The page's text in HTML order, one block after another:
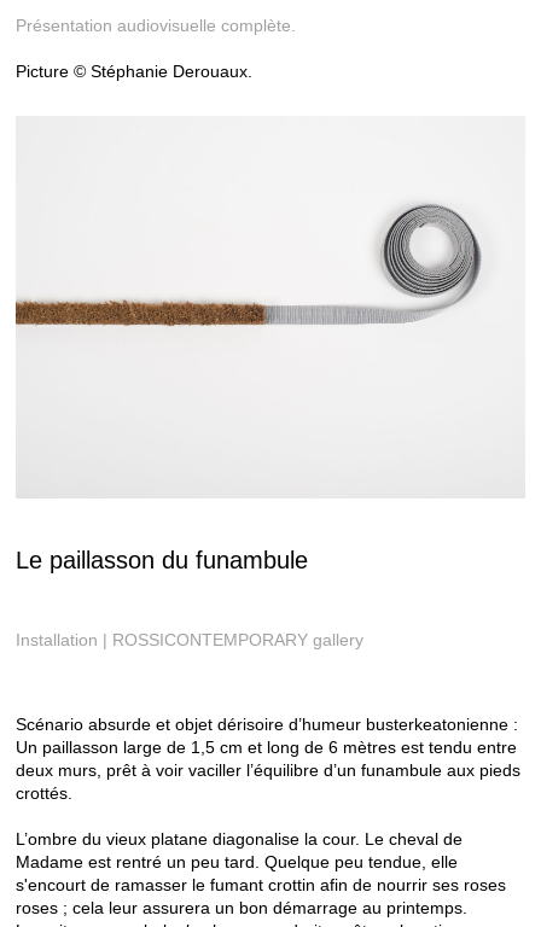
Présentation audiovisuelle complète.
Picture © Stéphanie Derouaux.
Le paillasson du funambule
Installation | ROSSICONTEMPORARY gallery
Scénario absurde et objet dérisoire d’humeur busterkeatonienne :
Un paillasson large de 1,5 cm et long de 6 mètres est tendu entre
deux murs, prêt à voir vaciller l’équilibre d’un funambule aux pieds
crottés.
L’ombre du vieux platane diagonalise la cour. Le cheval de
Madame est rentré un peu tard. Quelque peu tendue, elle
s'encourt de ramasser le fumant crottin afin de nourrir ses roses
roses ; cela leur assurera un bon démarrage au printemps.